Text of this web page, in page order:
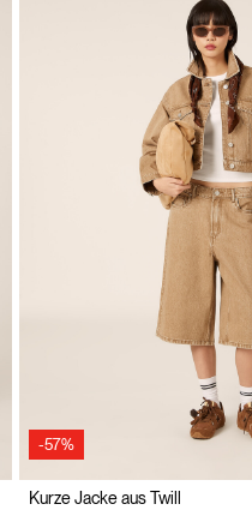
-57%
Kurze Jacke aus Twill